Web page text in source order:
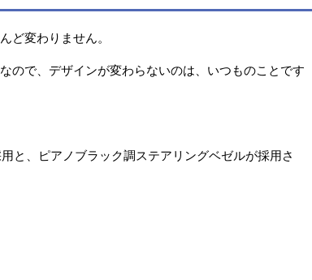
ど変わりません。
ので、デザインが変わらないのは、いつものことです
と、ピアノブラック調ステアリングベゼルが採用さ